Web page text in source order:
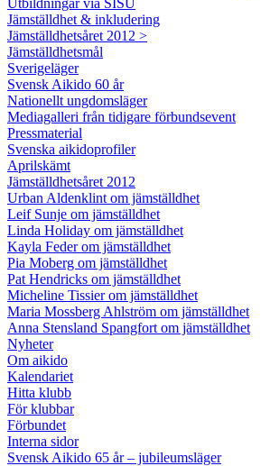
Utbildningar via SISU
Jämställdhet & inkludering
Jämställdhetsåret 2012 >
Jämställdhetsmål
Sverigeläger
Svensk Aikido 60 år
Nationellt ungdomsläger
Mediagalleri från tidigare förbundsevent
Pressmaterial
Svenska aikidoprofiler
Aprilskämt
Jämställdhetsåret 2012
Urban Aldenklint om jämställdhet
Leif Sunje om jämställdhet
Linda Holiday om jämställdhet
Kayla Feder om jämställdhet
Pia Moberg om jämställdhet
Pat Hendricks om jämställdhet
Micheline Tissier om jämställdhet
Maria Mossberg Ahlström om jämställdhet
Anna Stensland Spangfort om jämställdhet
Nyheter
Om aikido
Kalendariet
Hitta klubb
För klubbar
Förbundet
Interna sidor
Svensk Aikido 65 år – jubileumsläger